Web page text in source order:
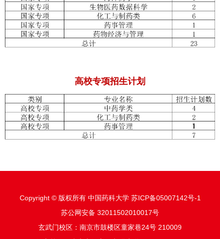
高校专项招生计划
Copyright © 版权所有 中国药科大学 苏ICP备05007142号-1
苏公网安备 32011502010017号
玄武门校区：南京市鼓楼区童家巷24号 210009